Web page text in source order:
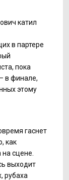
катил
в партере
пока
в финале,
этому
гаснет
как
сцене.
выходит
рубаха